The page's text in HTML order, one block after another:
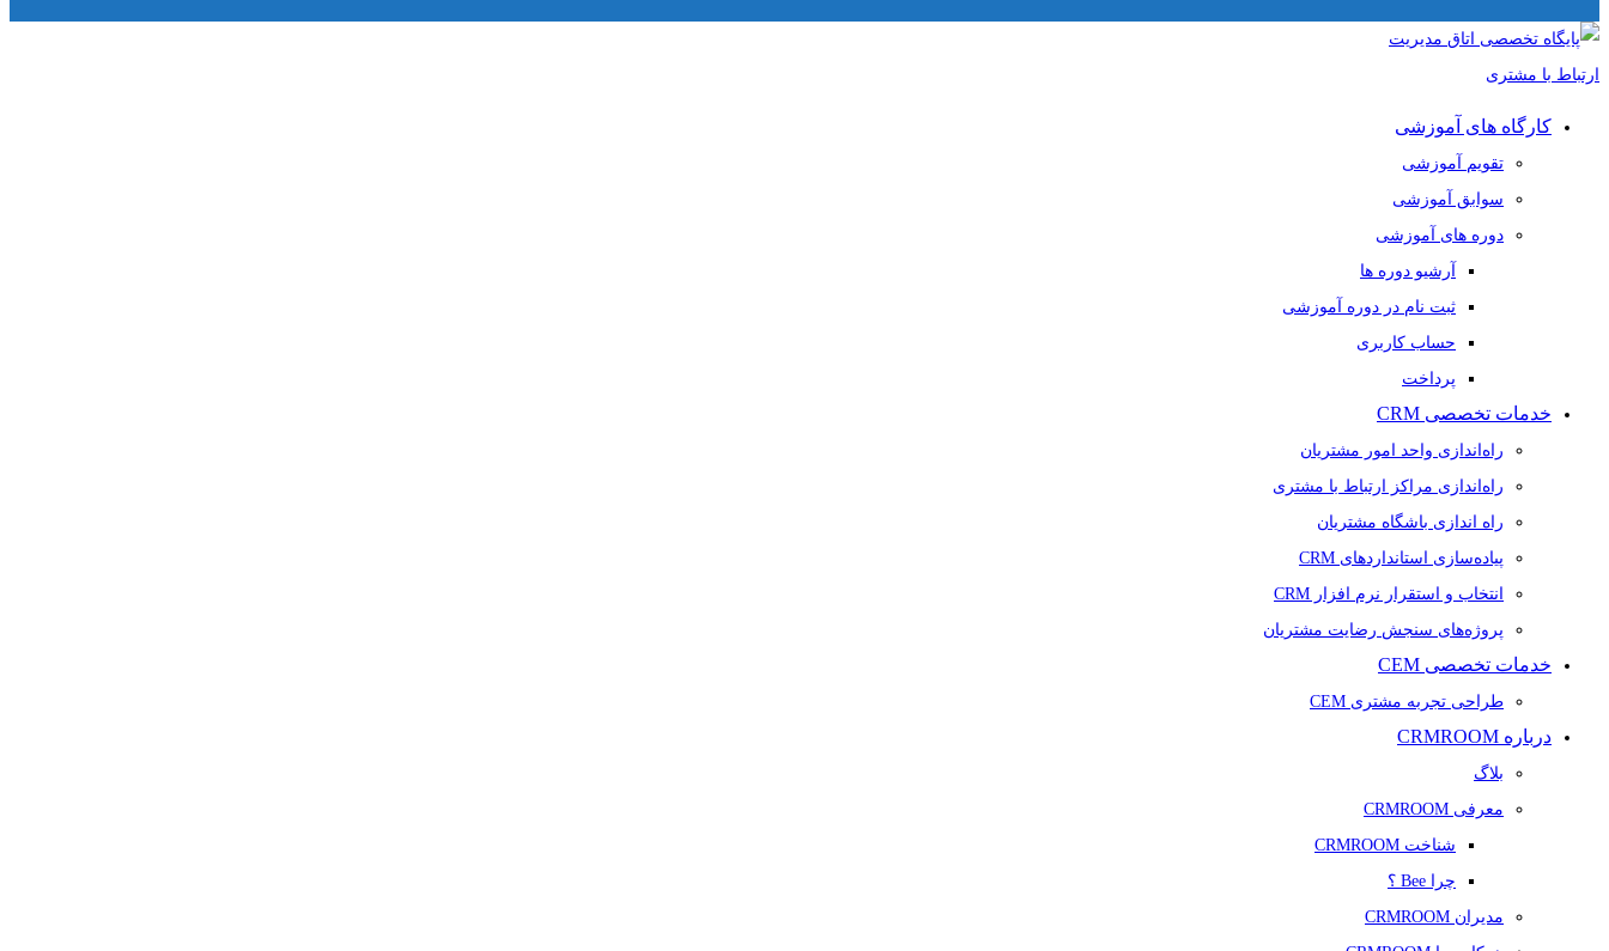
کارگاه های آموزشی
تقویم آموزشی
سوابق آموزشی
دوره های آموزشی
آرشیو دوره ها
ثبت نام در دوره آموزشی
حساب کاربری
پرداخت
خدمات تخصصی CRM
راه‌اندازی واحد امور مشتریان
راه‌اندازی مراکز ارتباط با مشتری
راه اندازی باشگاه مشتریان
پیاده‌سازی استانداردهای CRM
انتخاب و استقرار نرم افزار CRM
پروژه‌های سنجش رضایت مشتریان
خدمات تخصصی CEM
طراحی تجربه مشتری CEM
درباره CRMROOM
بلاگ
معرفی CRMROOM
شناخت CRMROOM
چرا Bee ؟
مدیران CRMROOM